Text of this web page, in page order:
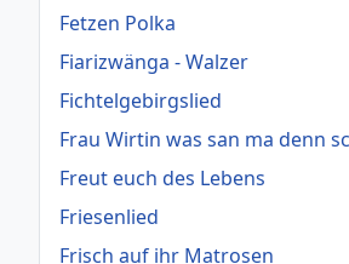
Fetzen Polka
Fiarizwänga - Walzer
Fichtelgebirgslied
Frau Wirtin was san ma denn
Freut euch des Lebens
Friesenlied
Frisch auf ihr Matrosen